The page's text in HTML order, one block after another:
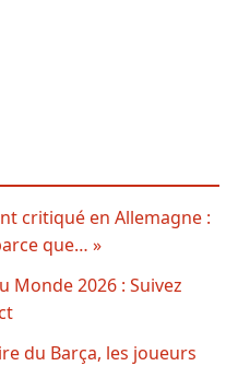
critiqué en Allemagne :
que… »
Monde 2026 : Suivez
du Barça, les joueurs